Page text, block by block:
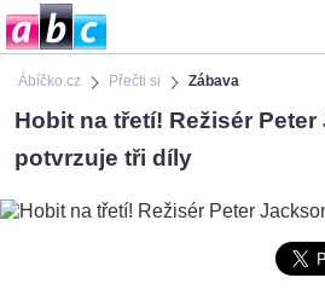
Ábíčko.cz Přečti si Zábava
Hobit na třetí! Režisér
potvrzuje tři díly